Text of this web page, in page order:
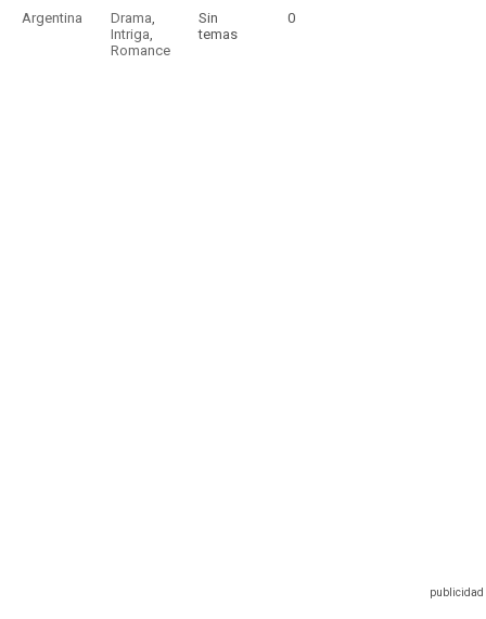
Argentina Drama,
Intriga,
Romance
Sin
temas
0